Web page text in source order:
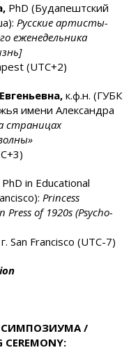
PhD (Будапештский
Русские артисты-
еженедельника
к.ф.н. (ГУБК
имени Александра
страницах
»
PhD in Educational
Princess
of 1920s (Psycho-
(UTC-7)
/
: